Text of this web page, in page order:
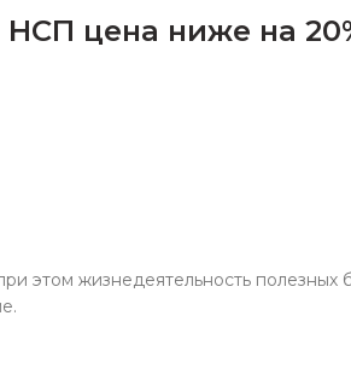
цена ниже на
этом жизнедеятельность полезных